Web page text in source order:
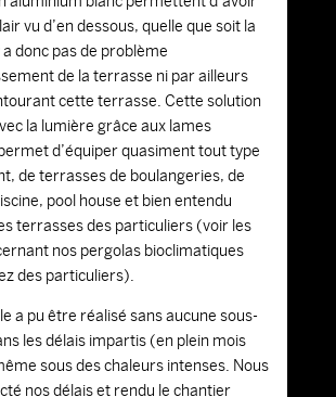
vu d’en dessous, quelle que soit la
a donc pas de problème
de la terrasse ni par ailleurs
cette terrasse. Cette solution
la lumière grâce aux lames
d’équiper quasiment tout type
de terrasses de boulangeries, de
pool house et bien entendu
terrasses des particuliers (voir les
nos pergolas bioclimatiques
des particuliers).
a pu être réalisé sans aucune sous-
les délais impartis (en plein mois
sous des chaleurs intenses. Nous
nos délais et rendu le chantier